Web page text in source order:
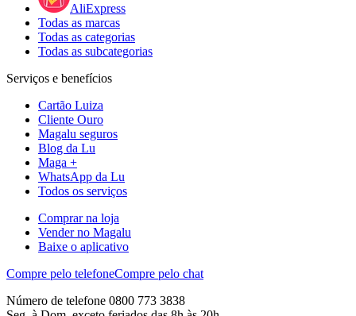
AliExpress
Todas as marcas
Todas as categorias
Todas as subcategorias
Serviços e benefícios
Cartão Luiza
Cliente Ouro
Magalu seguros
Blog da Lu
Maga +
WhatsApp da Lu
Todos os serviços
Comprar na loja
Vender no Magalu
Baixe o aplicativo
Compre pelo telefoneCompre pelo chat
Número de telefone 0800 773 3838